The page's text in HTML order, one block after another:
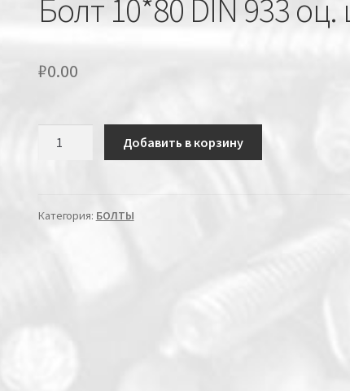
Болт 10*80 DIN 933 оц.
₽0.00
Добавить в корзину
Категория: БОЛТЫ